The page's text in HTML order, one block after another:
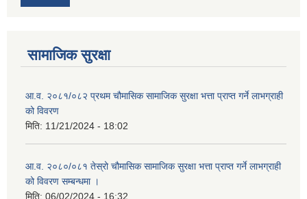
सामाजिक सुरक्षा
आ.व. २०८१/०८२ प्रथम चौमासिक सामाजिक सुरक्षा भत्ता प्राप्त गर्ने लाभग्राही
को विवरण
मिति: 11/21/2024 - 18:02
आ.व. २०८०/०८१ तेस्रो चौमासिक सामाजिक सुरक्षा भत्ता प्राप्त गर्ने लाभग्राही
को विवरण सम्बन्धमा ।
मिति: 06/02/2024 - 16:32